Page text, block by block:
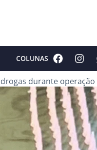
COLUNAS
durante